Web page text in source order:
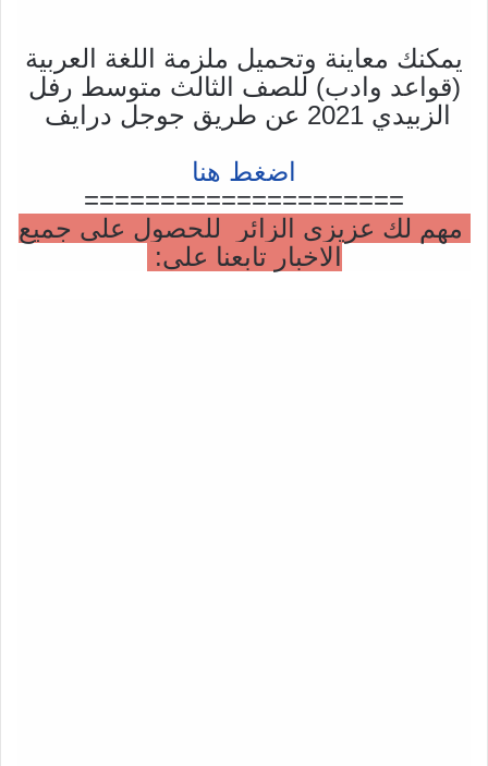
يمكنك معاينة وتحميل ملزمة اللغة العربية
(قواعد وادب) للصف الثالث متوسط رفل
الزبيدي 2021 عن طريق جوجل درايف
اضغط هنا
=====================
مهم لك عزيزي الزائر للحصول على جميع
الاخبار تابعنا على: